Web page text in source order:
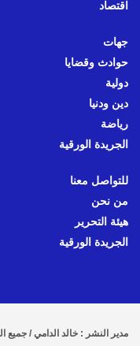
اقتصاد
جهات
حوادث وقضايا
دولية
دين ودنيا
رياضة
الجريدة الورقية
للتواصل معنا
من نحن
هيئة التحرير
الجريدة الورقية
مدير النشر : خالد الدامي / جميع